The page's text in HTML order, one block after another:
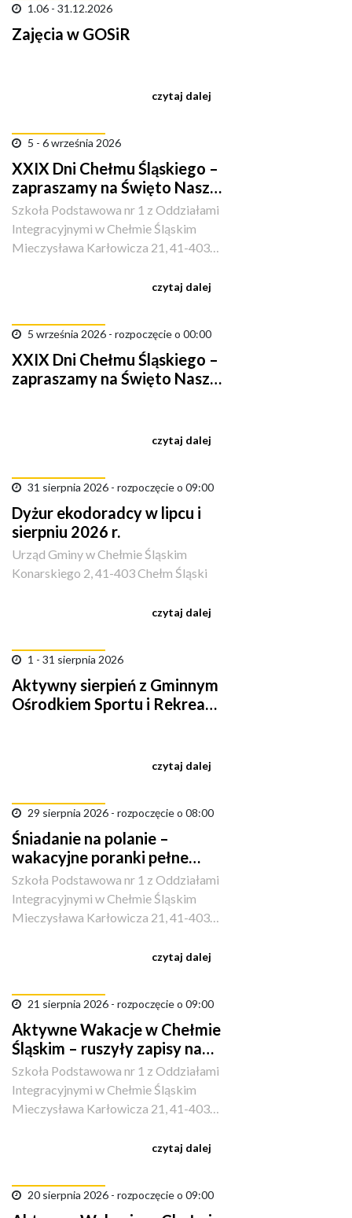
1.06 - 31.12.2026
Zajęcia w GOSiR
czytaj dalej
5 - 6 września 2026
XXIX Dni Chełmu Śląskiego –
zapraszamy na Święto Naszej
Gminy!
Szkoła Podstawowa nr 1 z Oddziałami
Integracyjnymi w Chełmie Śląskim
Mieczysława Karłowicza 21, 41-403
czytaj dalej
5 września 2026 - rozpoczęcie o 00:00
XXIX Dni Chełmu Śląskiego –
zapraszamy na Święto Naszej
czytaj dalej
31 sierpnia 2026 - rozpoczęcie o 09:00
Dyżur ekodoradcy w lipcu i
sierpniu 2026 r.
Urząd Gminy w Chełmie Śląskim
Konarskiego 2, 41-403 Chełm Śląski
czytaj dalej
1 - 31 sierpnia 2026
Aktywny sierpień z Gminnym
Ośrodkiem Sportu i Rekreacji
czytaj dalej
29 sierpnia 2026 - rozpoczęcie o 08:00
Śniadanie na polanie –
wakacyjne poranki pełne
aktywności i śląskich smaków
Szkoła Podstawowa nr 1 z Oddziałami
Integracyjnymi w Chełmie Śląskim
Mieczysława Karłowicza 21, 41-403
czytaj dalej
21 sierpnia 2026 - rozpoczęcie o 09:00
Aktywne Wakacje w Chełmie
Śląskim – ruszyły zapisy na
sportowe półkolonie!
Szkoła Podstawowa nr 1 z Oddziałami
Integracyjnymi w Chełmie Śląskim
Mieczysława Karłowicza 21, 41-403
czytaj dalej
20 sierpnia 2026 - rozpoczęcie o 09:00